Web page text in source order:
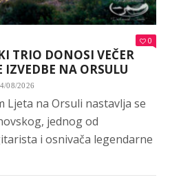
0
TRIO DONOSI VEČER
IZVEDBE NA ORSULU
08/2026
Ljeta na Orsuli nastavlja se
jednog od
i osnivača legendarne